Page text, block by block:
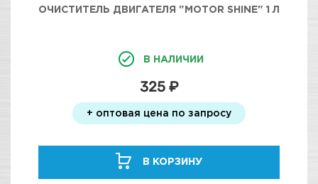
ОЧИСТИТЕЛЬ ДВИГАТЕЛЯ "MOTOR SHINE" 1 Л
В НАЛИЧИИ
325 ₽
+ оптовая цена по запросу
В КОРЗИНУ